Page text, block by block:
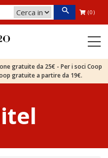
(0)
gratuite da 25€ - Per i soci Coop
gratuite a partire da 19€.